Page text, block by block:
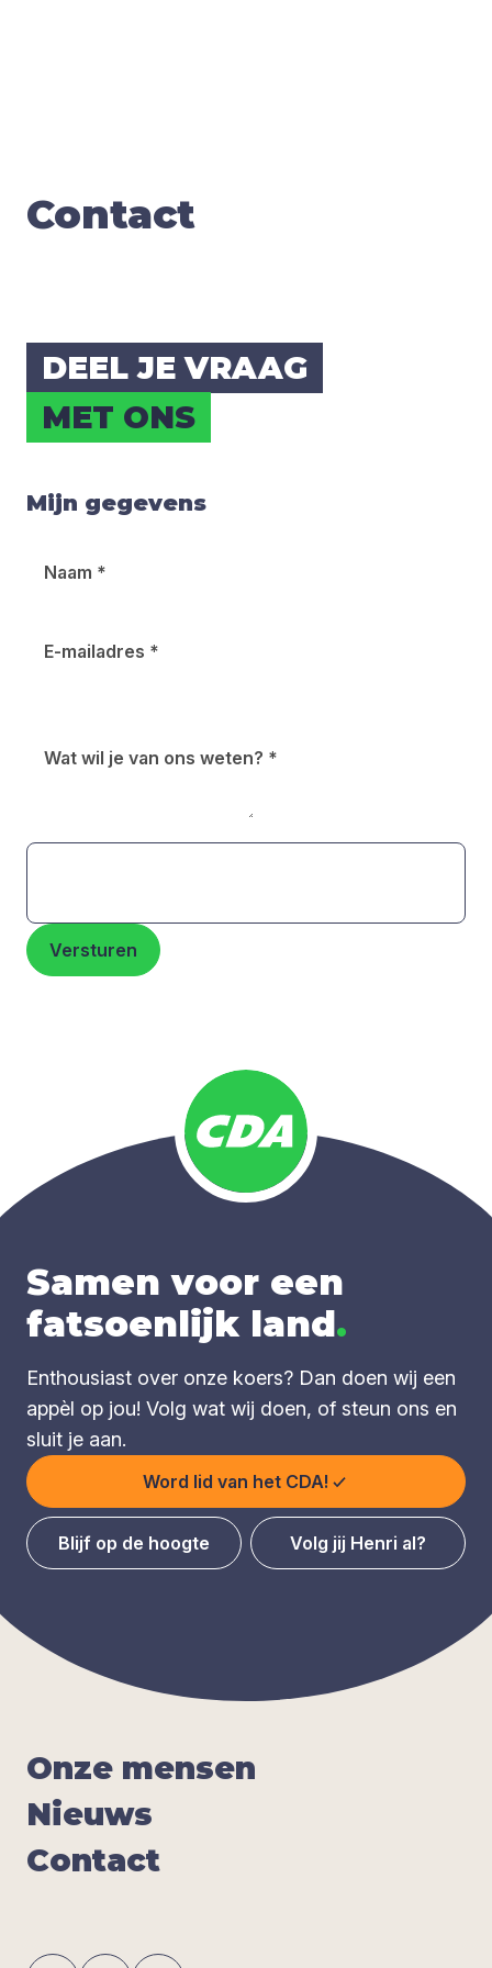
Con­tact
DEEL JE VRAAG
MET ONS
Mijn gegevens
Naam *
E-mailadres *
Wat wil je van ons weten? *
Versturen
Samen voor een
fatsoenlijk land.
Enthousiast over onze koers? Dan doen wij een
appèl op jou! Volg wat wij doen, of steun ons en
sluit je aan.
Word lid van het CDA!
Blijf op de hoogte Volg jij Henri al?
Onze men­sen
Nieuws
Con­tact